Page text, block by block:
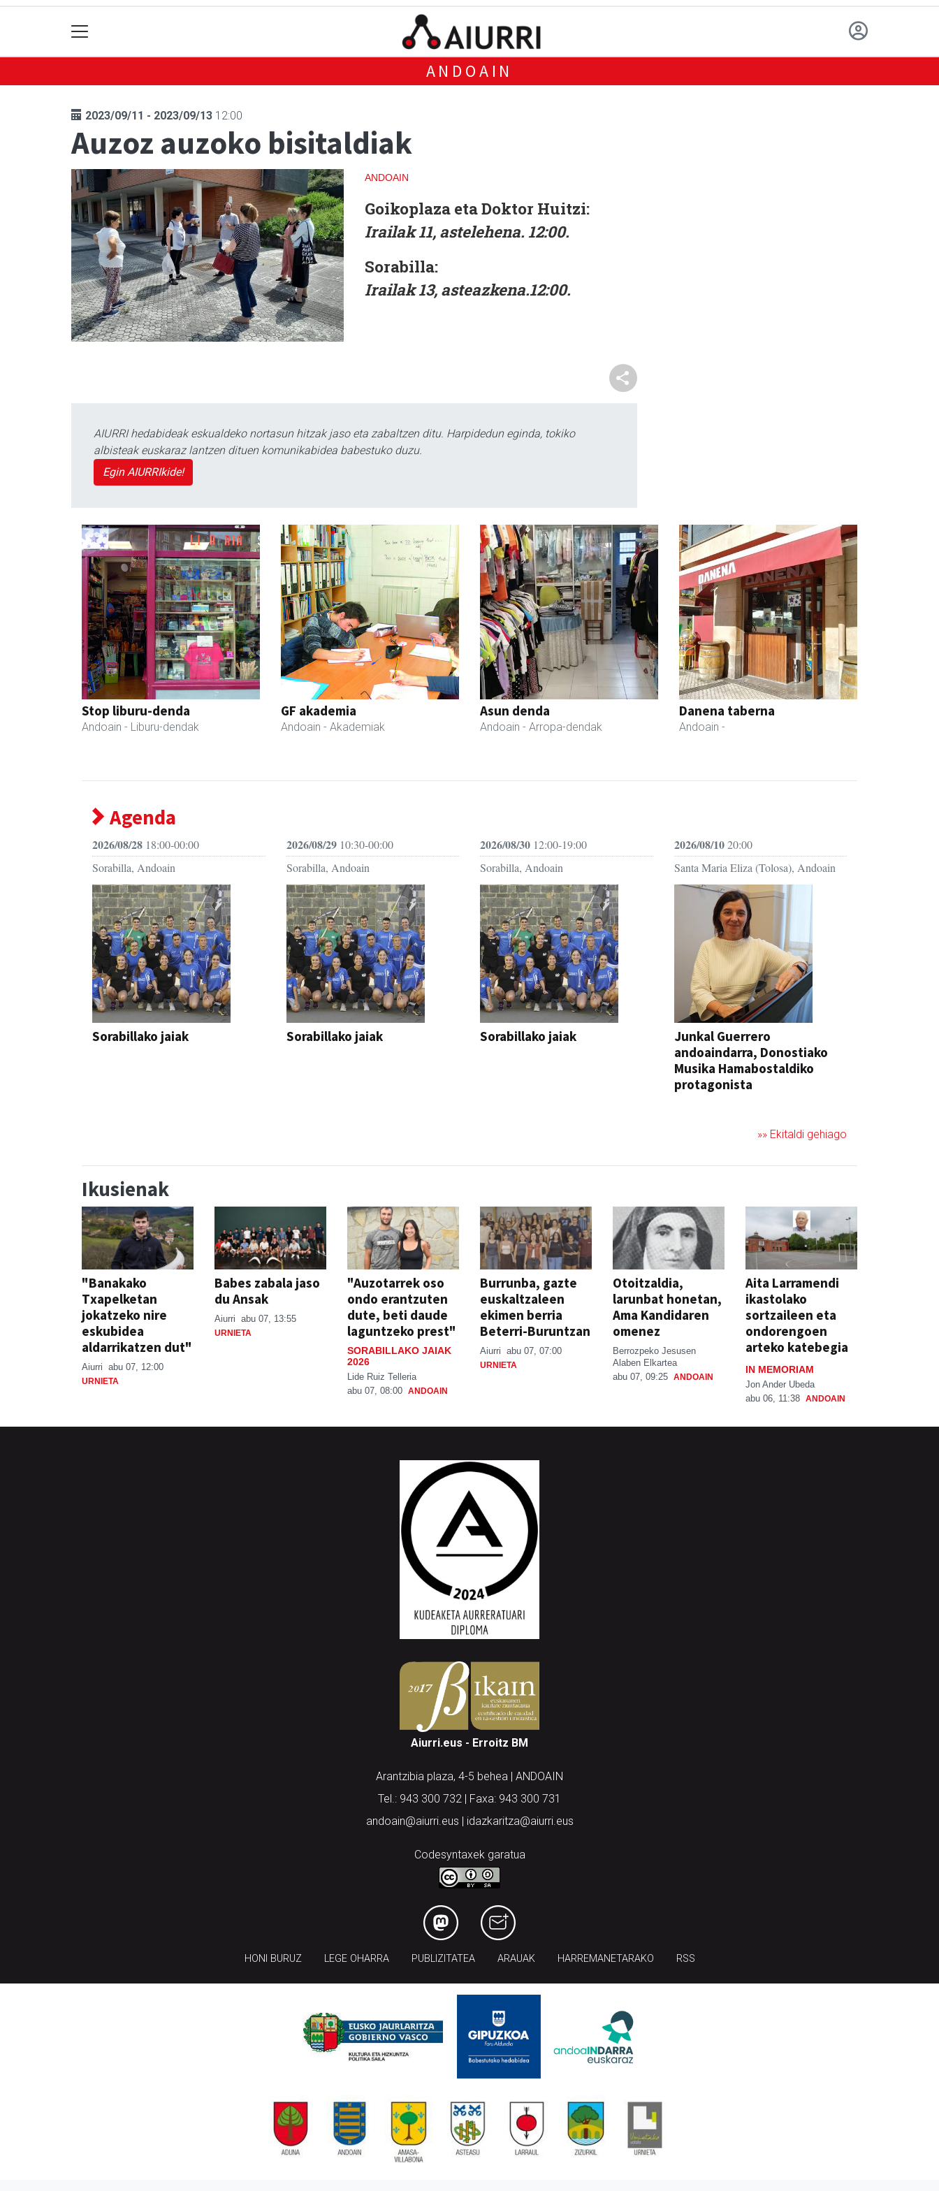
ANDOAIN
2023/09/11 - 2023/09/13 12:00
Auzoz auzoko bisitaldiak
ANDOAIN
Goikoplaza eta Doktor Huitzi:
Irailak 11, astelehena. 12:00.
Sorabilla:
Irailak 13, asteazkena.12:00.
AIURRI hedabideak eskualdeko nortasun hitzak jaso eta zabaltzen ditu. Harpidedun eginda, tokiko
albisteak euskaraz lantzen dituen komunikabidea babestuko duzu.
Egin AIURRIkide!
Stop liburu-denda
Andoain - Liburu-dendak
GF akademia
Andoain - Akademiak
Asun denda
Andoain - Arropa-dendak
Danena taberna
Andoain -
Agenda
2026/08/28 18:00-00:00
Sorabilla, Andoain
Sorabillako jaiak
2026/08/2910:30-00:00
Sorabilla, Andoain
Sorabillako jaiak
2026/08/30 12:00-19:00
Sorabilla, Andoain
Sorabillako jaiak
2026/08/1020:00
Santa Maria Eliza (Tolosa), Andoain
Junkal Guerrero
andoaindarra, Donostiako
Musika Hamabostaldiko
protagonista
»» Ekitaldi gehiago
Ikusienak
"Banakako
Txapelketan
jokatzeko nire
eskubidea
aldarrikatzen dut"
Aiurri abu 07, 12:00
URNIETA
Babes zabala jaso
du Ansak
Aiurri abu 07, 13:55
URNIETA
"Auzotarrek oso
ondo erantzuten
dute, beti daude
laguntzeko prest"
SORABILLAKO JAIAK
2026
Lide Ruiz Telleria
abu 07, 08:00 ANDOAIN
Burrunba, gazte
euskaltzaleen
ekimen berria
Beterri-Buruntzan
Aiurri abu 07, 07:00
URNIETA
Otoitzaldia,
larunbat honetan,
Ama Kandidaren
omenez
Berrozpeko Jesusen
Alaben Elkartea
abu 07, 09:25 ANDOAIN
Aita Larramendi
ikastolako
sortzaileen eta
ondorengoen
arteko katebegia
IN MEMORIAM
Jon Ander Ubeda
abu 06, 11:38 ANDOAIN
Aiurri.eus - Erroitz BM
Arantzibia plaza, 4-5 behea | ANDOAIN
Tel.: 943 300 732 | Faxa: 943 300 731
andoain@aiurri.eus | idazkaritza@aiurri.eus
Codesyntaxek garatua
HONI BURUZ LEGE OHARRA PUBLIZITATEA ARAUAK HARREMANETARAKO RSS